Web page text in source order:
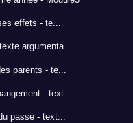
effets - te...
argumenta...
parents - te...
- text...
passé - text...